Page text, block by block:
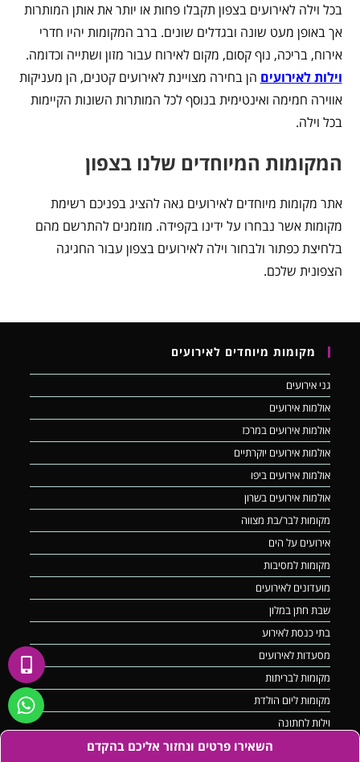
השאירו פרטים ונחזור אליכם בהקדם
בכל וילה לאירועים בצפון תקבלו פחות או יותר את אותן המותרות
אך באופן מעט שונה ובגדלים שונים. ברב המקומות יהיו חדרי
אירוח, בריכה, נוף קסום, מקום לאירוח עבור מזון ושתייה וכדומה.
וילות לאירועים הן בחירה מצויינת לאירועים קטנים, הן מעניקות
אווירה חמימה ואינטימית בנוסף לכל המותרות השונות הקיימות
בכל וילה.
המקומות המיוחדים שלנו בצפון
אתר מקומות מיוחדים לאירועים גאה להציג בפניכם רשימת
מקומות אשר נבחרו על ידינו בקפידה. מוזמנים להתרשם מהם
בלחיצת כפתור ולבחור וילה לאירועים בצפון עבור החגיגה
הצפונית שלכם.
מקומות מיוחדים לאירועים
גני אירועים
אולמות אירועים
אולמות אירועים במרכז
אולמות אירועים יוקרתיים
אולמות אירועים ביפו
אולמות אירועים בשרון
מקומות לבר/בת מצווה
אירועים על הים
מקומות למסיבות
מועדונים לאירועים
שבת חתן במלון
בתי כנסת לאירוע
מסעדות לאירועים
מקומות לבריתות
מקומות ליום הולדת
וילות לחתונה
וילה לרווקים ורווקות